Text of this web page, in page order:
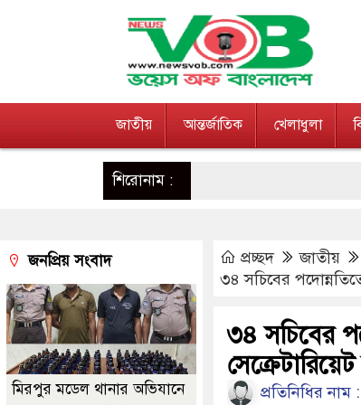
জাতীয় আন্তর্জাতিক খেলাধুলা
শিরোনাম :
প্রচ্ছদ
জাতীয়
৩৪ সচিবের
৩৪ সচিবের
প্রতিনিধির নাম :
জনপ্রিয় সংবাদ
মিরপুর মডেল থানার অভিযানে